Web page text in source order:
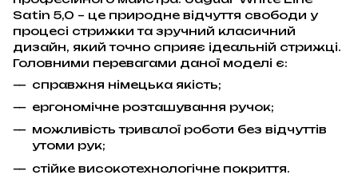
Satin 5,0 – це природне відчуття свободи у
процесі стрижки та зручний класичний
дизайн, який точно сприяє ідеальній стрижці.
Головними перевагами даної моделі є:
справжня німецька якість;
ергономічне розташування ручок;
можливість тривалої роботи без відчуттів
утоми рук;
стійке високотехнологічне покриття.